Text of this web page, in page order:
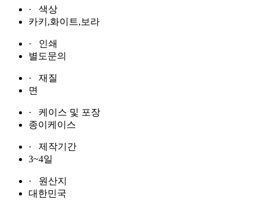
· 색상
카키,화이트,보라
· 인쇄
별도문의
· 재질
면
· 케이스 및 포장
종이케이스
· 제작기간
3~4일
· 원산지
대한민국